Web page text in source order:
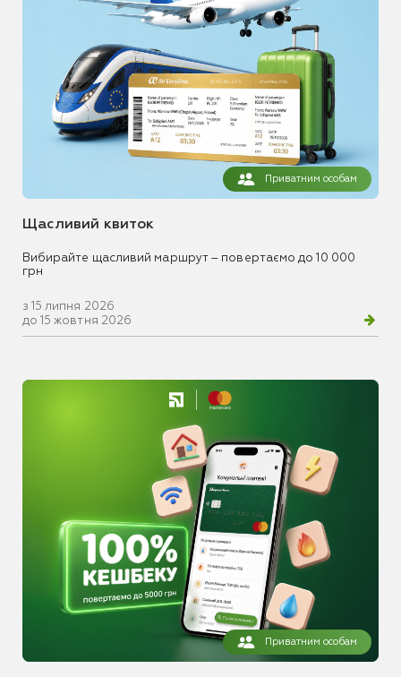
Приватним особам
Щасливий квиток
Вибирайте щасливий маршрут – повертаємо до 10 000
грн
з 15 липня 2026
до 15 жовтня 2026
Приватним особам